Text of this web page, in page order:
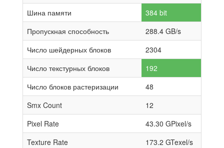
Шина памяти
384 bit
Пропускная способность
288.4 GB/s
Число шейдерных блоков
2304
Число текстурных блоков
192
Число блоков растеризации
48
Smx Count
12
Pixel Rate
43.30 GPixel/s
Texture Rate
173.2 GTexel/s